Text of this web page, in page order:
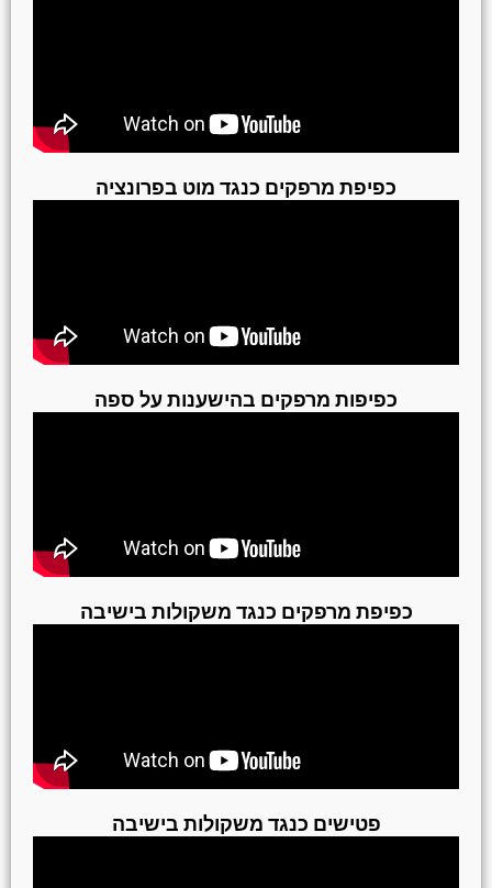
כפיפת מרפקים כנגד מוט בפרונציה
כפיפות מרפקים בהישענות על ספה
כפיפת מרפקים כנגד משקולות בישיבה
פטישים כנגד משקולות בישיבה